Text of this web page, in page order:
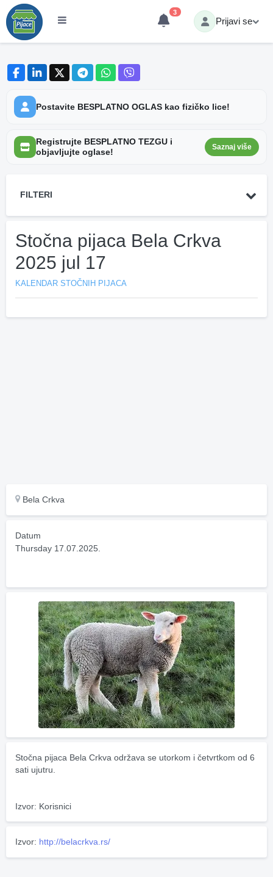
3
Prijavi se
Postavite BESPLATNO OGLAS kao fizičko lice!
Registrujte BESPLATNO TEZGU i
objavljujte oglase!
Saznaj više
FILTERI
Stočna pijaca Bela Crkva
2025 jul 17
KALENDAR STOČNIH PIJACA
Bela Crkva
Datum
Thursday 17.07.2025.
Stočna pijaca Bela Crkva održava se utorkom i četvrtkom od 6
sati ujutru.
Izvor: Korisnici
Izvor: http://belacrkva.rs/